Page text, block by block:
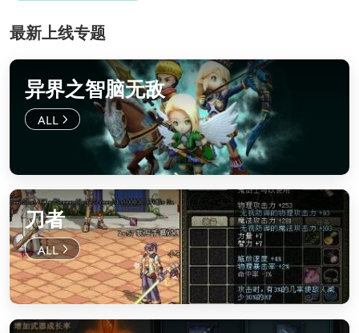
最新上线专题
异界之智脑无敌
刀者